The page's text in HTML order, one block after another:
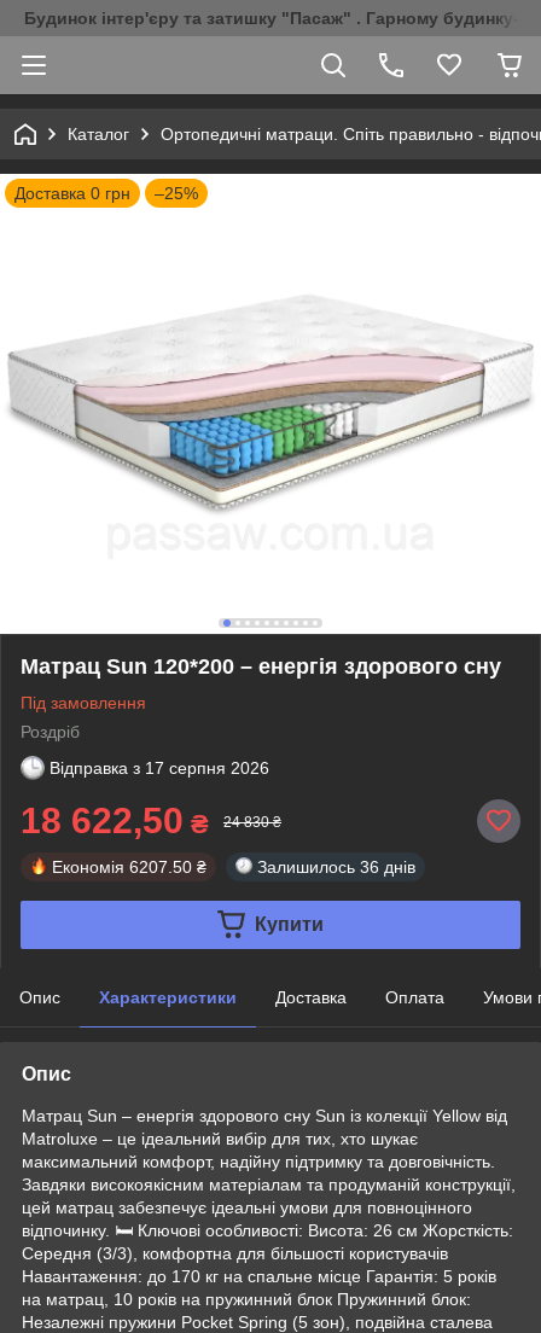
Будинок інтер'єру та затишку "Пасаж" . Гарному будинку-
Каталог Ортопедичні матраци. Спіть правильно -
Доставка 0 грн –25%
Матрац Sun 120*200 – енергія здорового сну
Під замовлення
Роздріб
Відправка з 17 серпня 2026
18 622,50 ₴ 24 830 ₴
Економія 6207.50 ₴ Залишилось 36 днів
Купити
Опис Характеристики Доставка Оплата Умови
Опис
Матрац Sun – енергія здорового сну Sun із колекції Yellow від
Matroluxe – це ідеальний вибір для тих, хто шукає
максимальний комфорт, надійну підтримку та довговічність.
Завдяки високоякісним матеріалам та продуманій конструкції,
цей матрац забезпечує ідеальні умови для повноцінного
відпочинку. 🛏 Ключові особливості: Висота: 26 см Жорсткість:
Середня (3/3), комфортна для більшості користувачів
Навантаження: до 170 кг на спальне місце Гарантія: 5 років
на матрац, 10 років на пружинний блок Пружинний блок:
Незалежні пружини Pocket Spring (5 зон), подвійна сталева